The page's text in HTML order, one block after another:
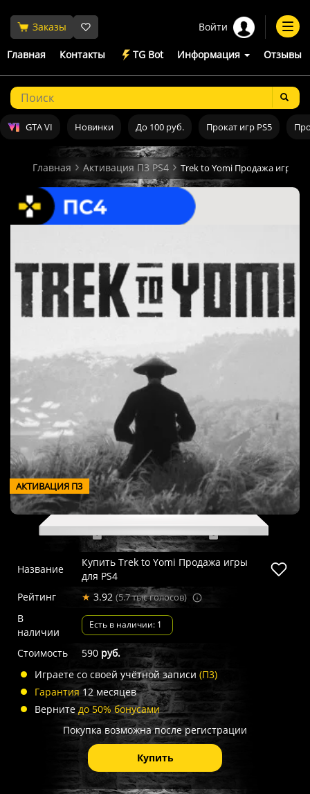
Заказы Войти
Главная Контакты TG Bot Информация Отзывы
GTA VI Новинки До 100 руб. Прокат игр PS5
Главная Активация П3 PS4 Trek to Yomi Продажа игры
АКТИВАЦИЯ П3
Название
Купить Trek to Yomi Продажа игры
для PS4
Рейтинг
★ 3.92 (5.7 тыс голосов)
В
наличии
Есть в наличии: 1
Стоимость 590 руб.
Играете со своей учётной записи (П3)
Гарантия 12 месяцев
Вернитедо 50% бонусами
Покупка возможна после регистрации
Купить